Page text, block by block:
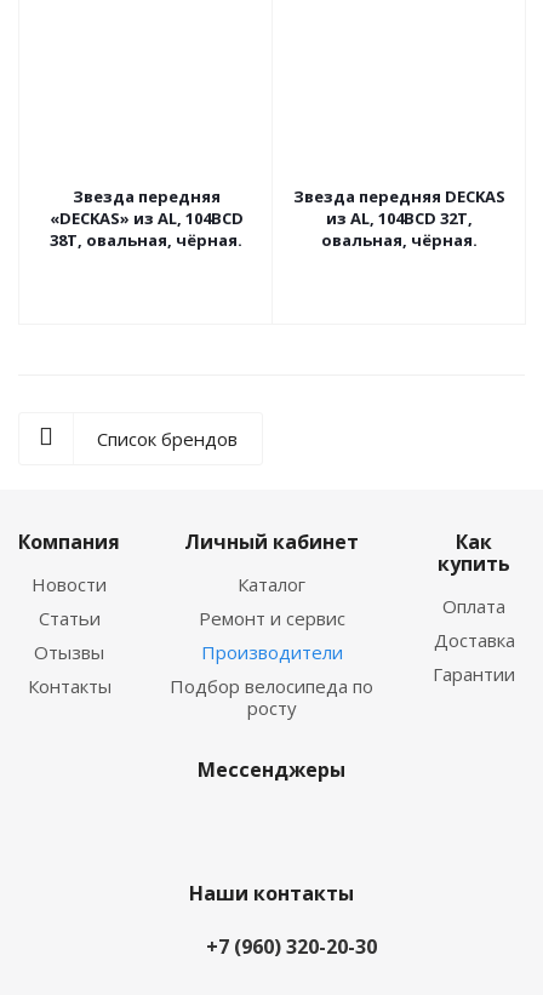
Звезда передняя
«DECKAS» из AL, 104BCD
38Т, овальная, чёрная.
Звезда передняя DECKAS
из AL, 104BCD 32Т,
овальная, чёрная.
Список брендов
Компания
Новости
Статьи
Отызвы
Контакты
Личный кабинет
Каталог
Ремонт и сервис
Производители
Подбор велосипеда по
росту
Как
купить
Оплата
Доставка
Гарантии
Мессенджеры
Наши контакты
+7 (960) 320-20-30